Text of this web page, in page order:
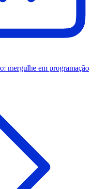
mergulhe em programação